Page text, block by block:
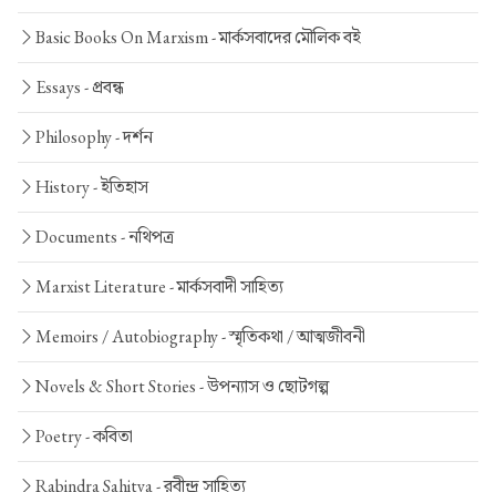
Basic Books On Marxism -মার্কসবাদের মৌলিক বই
Essays -প্রবন্ধ
Philosophy -দর্শন
History -ইতিহাস
Documents -নথিপত্র
Marxist Literature -মার্কসবাদী সাহিত্য
Memoirs / Autobiography -স্মৃতিকথা / আত্মজীবনী
Novels & Short Stories -উপন্যাস ও ছোটগল্প
Poetry -কবিতা
Rabindra Sahitya -রবীন্দ্র সাহিত্য